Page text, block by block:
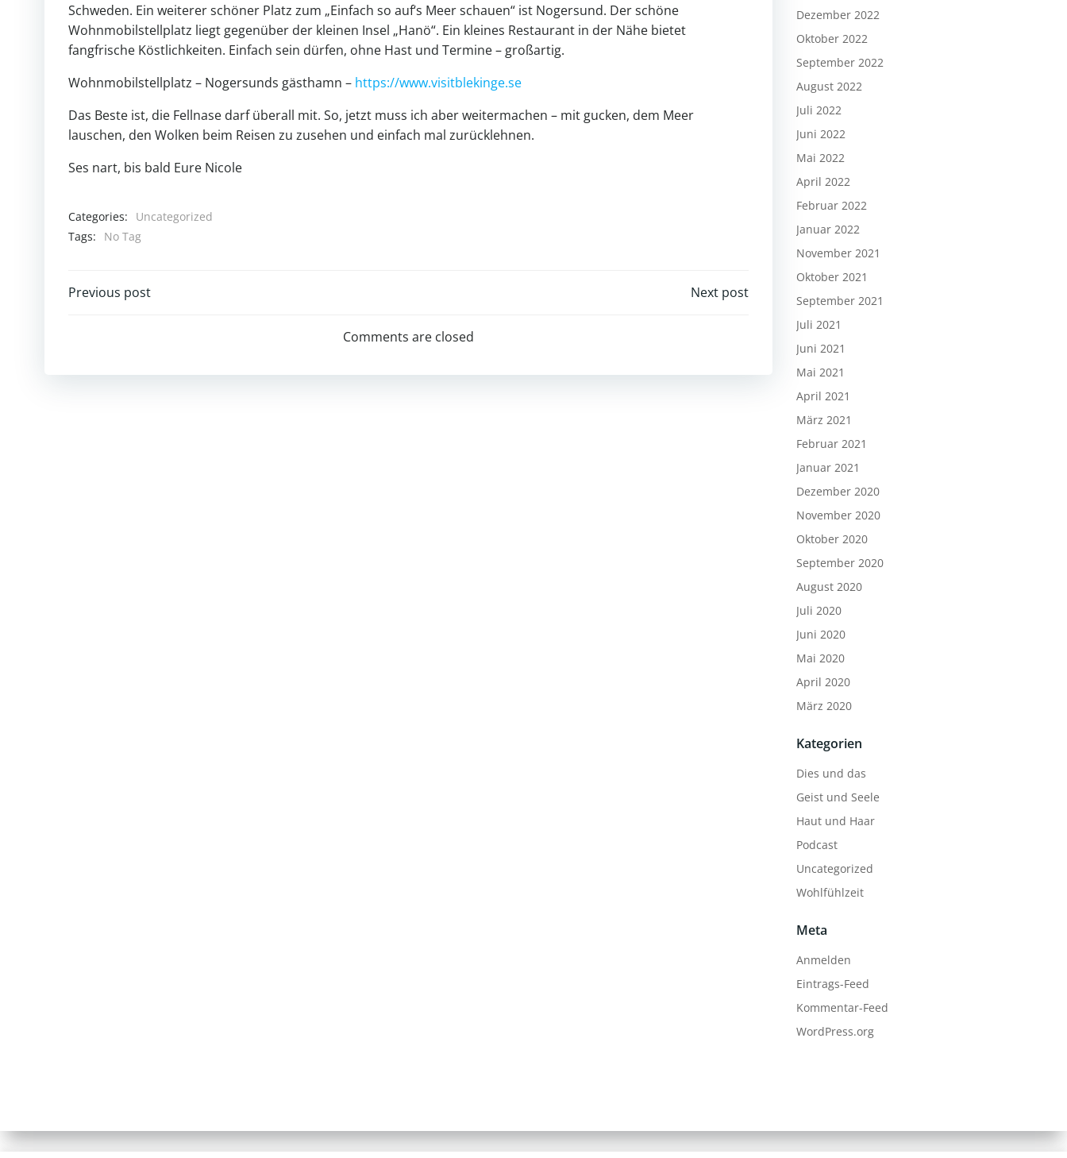
Schweden. Ein weiterer schöner Platz zum „Einfach so auf‘s Meer schauen“ ist Nogersund. Der schöne
Wohnmobilstellplatz liegt gegenüber der kleinen Insel „Hanö“. Ein kleines Restaurant in der Nähe bietet
fangfrische Köstlichkeiten. Einfach sein dürfen, ohne Hast und Termine – großartig.
Wohnmobilstellplatz – Nogersunds gästhamn – https://www.visitblekinge.se
Das Beste ist, die Fellnase darf überall mit. So, jetzt muss ich aber weitermachen – mit gucken, dem Meer
lauschen, den Wolken beim Reisen zu zusehen und einfach mal zurücklehnen.
Ses nart, bis bald Eure Nicole
Categories:
Uncategorized
Tags:
No Tag
Post
Previous post
navigation
Next post
Comments are closed
Dezember 2022
Oktober 2022
September 2022
August 2022
Juli 2022
Juni 2022
Mai 2022
April 2022
Februar 2022
Januar 2022
November 2021
Oktober 2021
September 2021
Juli 2021
Juni 2021
Mai 2021
April 2021
März 2021
Februar 2021
Januar 2021
Dezember 2020
November 2020
Oktober 2020
September 2020
August 2020
Juli 2020
Juni 2020
Mai 2020
April 2020
März 2020
Kategorien
Dies und das
Geist und Seele
Haut und Haar
Podcast
Uncategorized
Wohlfühlzeit
Meta
Anmelden
Eintrags-Feed
Kommentar-Feed
WordPress.org